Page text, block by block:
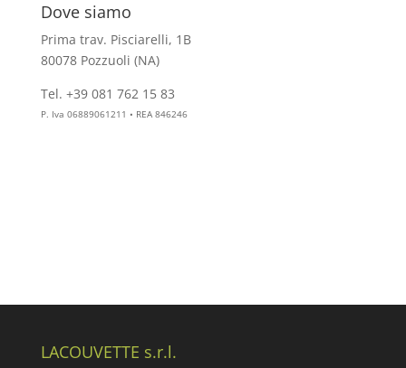
Dove siamo
Prima trav. Pisciarelli, 1B
80078 Pozzuoli (NA)
Tel. +39 081 762 15 83
P. Iva 06889061211 • REA 846246
LACOUVETTE s.r.l.